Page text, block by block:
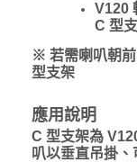
V120
C 型
※ 若需喇叭朝
型支架
應用說明
C 型支架為
叭以垂直吊掛